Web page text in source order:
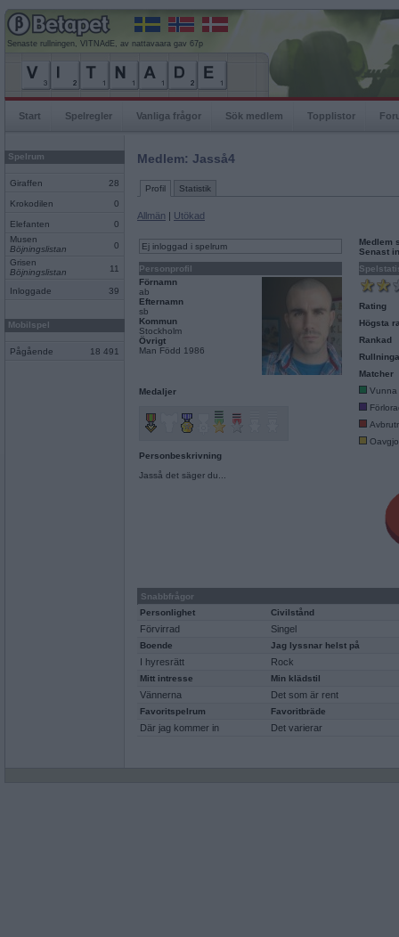
Senaste rullningen, VITNAdE, av nattavaara gav 67p
Start Spelregler Vanliga frågor Sök medlem Topplistor
Spelrum
Giraffen 28
Krokodilen 0
Elefanten
0
Musen
Böjningslistan
0
Grisen
Böjningslistan
11
Inloggade 39
Mobilspel
Pågående 18 491
Medlem: Jasså4
Profil Statistik
Allmän | Utökad
Ej inloggad i spelrum
Personprofil
Förnamn
ab
Efternamn
sb
Kommun
Stockholm
Övrigt
Man Född 1986
Medaljer
Personbeskrivning
Jasså det säger du...
Medlem
Senast
Rating
Högsta
Rankad
Matcher
Vunna
Snabbfrågor
Personlighet
Civilstånd
Förvirrad Singel
Boende Jag lyssnar helst på
I hyresrätt Rock
Mitt intresse Min klädstil
Vännerna Det som är rent
Favoritspelrum Favoritbräde
Där jag kommer in Det varierar